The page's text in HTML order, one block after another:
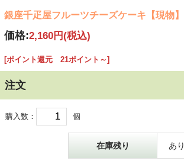
銀座千疋屋フルーツチーズケーキ【現物】
価格:2,160円(税込)
[ポイント還元 21ポイント～]
注文
購入数： 個
在庫残り あり